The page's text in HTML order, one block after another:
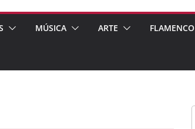
MÚSICA ARTE FLAMENCO